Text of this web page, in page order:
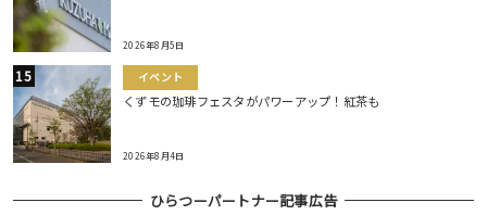
2026年8月5日
イベント
くずモの珈琲フェスタがパワーアップ！紅茶も
2026年8月4日
ひらつーパートナー記事広告